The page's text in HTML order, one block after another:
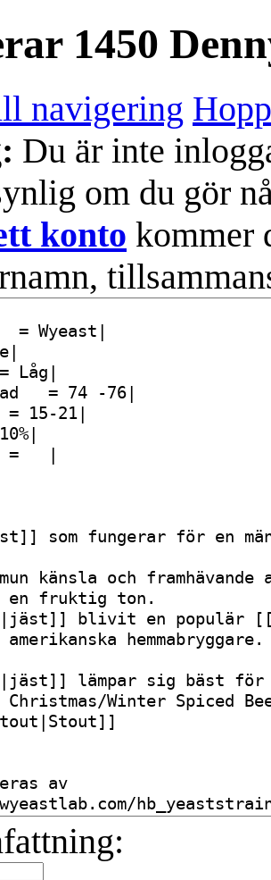
1450
navigering
Du är inte
om du gör
konto kommer